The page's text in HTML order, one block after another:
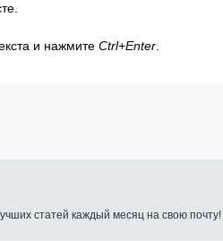
и нажмите Ctrl+Enter
статей каждый месяц на свою почту!